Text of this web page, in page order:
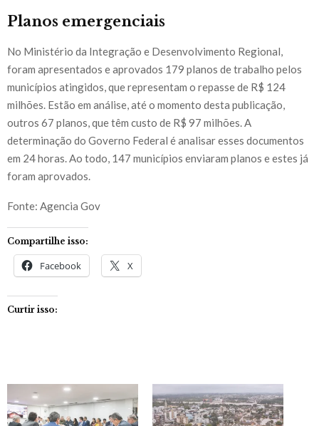
Planos emergenciais
No Ministério da Integração e Desenvolvimento Regional,
foram apresentados e aprovados 179 planos de trabalho pelos
municípios atingidos, que representam o repasse de R$ 124
milhões. Estão em análise, até o momento desta publicação,
outros 67 planos, que têm custo de R$ 97 milhões. A
determinação do Governo Federal é analisar esses documentos
em 24 horas. Ao todo, 147 municípios enviaram planos e estes já
foram aprovados.
Fonte: Agencia Gov
Compartilhe isso:
Facebook X
Curtir isso: